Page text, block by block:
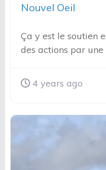
Nouvel Oeil
Ça y est le soutien
des actions par
4 years ago